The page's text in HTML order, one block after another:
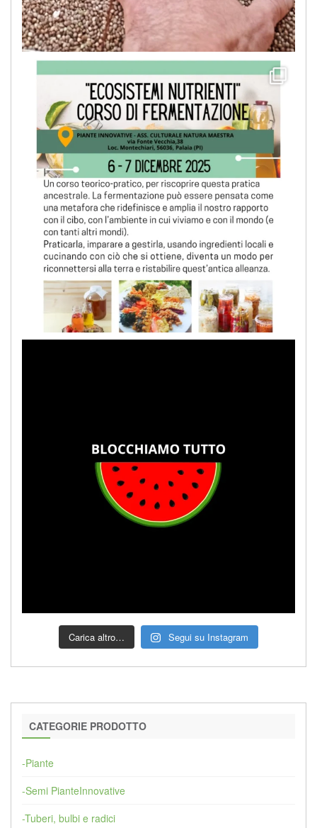
Carica altro… Segui su Instagram
CATEGORIE PRODOTTO
-Piante
-Semi PianteInnovative
-Tuberi, bulbi e radici